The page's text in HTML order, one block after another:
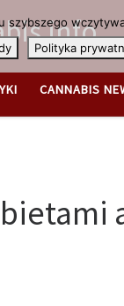
CANNABIS
Polityka